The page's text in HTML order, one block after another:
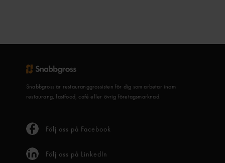
Snabbgross är restauranggrossisten för dig som arbetar inom
restaurang, fastfood, café eller övrig företagsmarknad.
Följ oss på Facebook
Följ oss på LinkedIn